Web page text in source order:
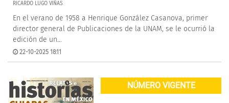
RICARDO LUGO VIÑAS
En el verano de 1958 a Henrique González Casanova, primer
director general de Publicaciones de la UNAM, se le ocurrió la
edición de un...
22-10-2025 18:11
NÚMERO VIGENTE